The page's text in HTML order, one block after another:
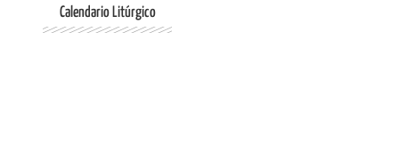
Calendario Litúrgico